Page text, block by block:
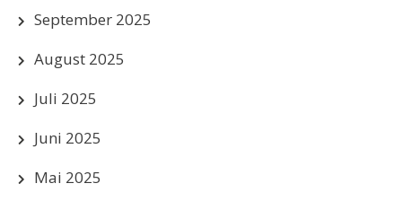
September 2025
August 2025
Juli 2025
Juni 2025
Mai 2025